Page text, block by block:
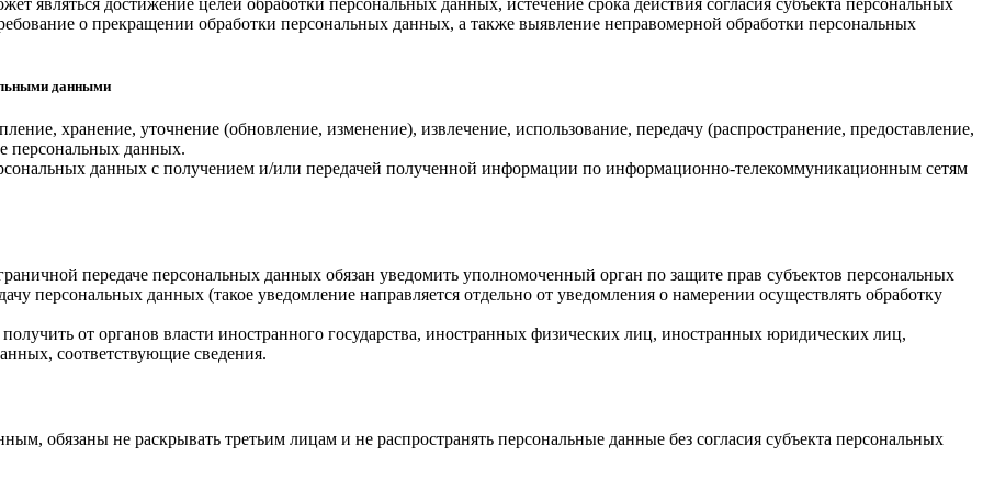
о прекращении обработки персональных данных, а также выявление неправомерной обработки персональных
данными
хранение, уточнение (обновление, изменение), извлечение, использование, передачу (распространение, предоставление,
персональных данных.
данных с получением и/или передачей полученной информации по информационно-телекоммуникационным сетям
передаче персональных данных обязан уведомить уполномоченный орган по защите прав субъектов персональных
персональных данных (такое уведомление направляется отдельно от уведомления о намерении осуществлять обработку
от органов власти иностранного государства, иностранных физических лиц, иностранных юридических лиц,
соответствующие сведения.
обязаны не раскрывать третьим лицам и не распространять персональные данные без согласия субъекта персональных